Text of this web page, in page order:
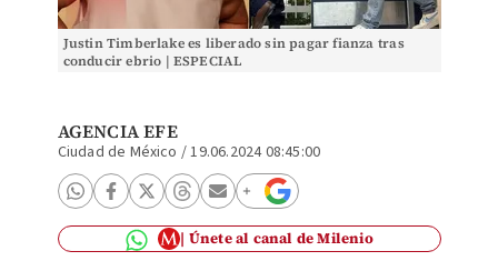
Justin Timberlake es liberado sin pagar fianza tras
conducir ebrio | ESPECIAL
AGENCIA EFE
Ciudad de México /19.06.2024 08:45:00
Únete al canal de Milenio